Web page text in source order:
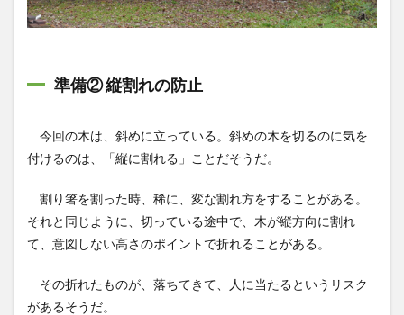
準備② 縦割れの防止
今回の木は、斜めに立っている。斜めの木を切るのに気を
付けるのは、「縦に割れる」ことだそうだ。
割り箸を割った時、稀に、変な割れ方をすることがある。
それと同じように、切っている途中で、木が縦方向に割れ
て、意図しない高さのポイントで折れることがある。
その折れたものが、落ちてきて、人に当たるというリスク
があるそうだ。